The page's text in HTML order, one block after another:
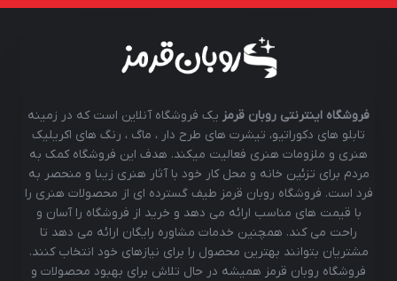
فروشگاه اینترنتی روبان قرمز یک فروشگاه آنلاین است که در زمینه
تابلو های دکوراتیو، تیشرت های طرح دار ، ماگ ، رنگ های اکریلیک
هنری و ملزومات هنری فعالیت میکند. هدف این فروشگاه کمک به
مردم برای تزئین خانه و محل کار خود با آثار هنری زیبا و منحصر به
فرد است. فروشگاه روبان قرمز طیف گسترده ای از محصولات هنری را
با قیمت های مناسب ارائه می دهد و خرید از فروشگاه را آسان و
راحت می کند. همچنین خدمات مشاوره رایگان ارائه می دهد تا
مشتریان بتوانند بهترین محصول را برای نیازهای خود انتخاب کنند.
فروشگاه روبان قرمز همیشه در حال تلاش برای بهبود محصولات و